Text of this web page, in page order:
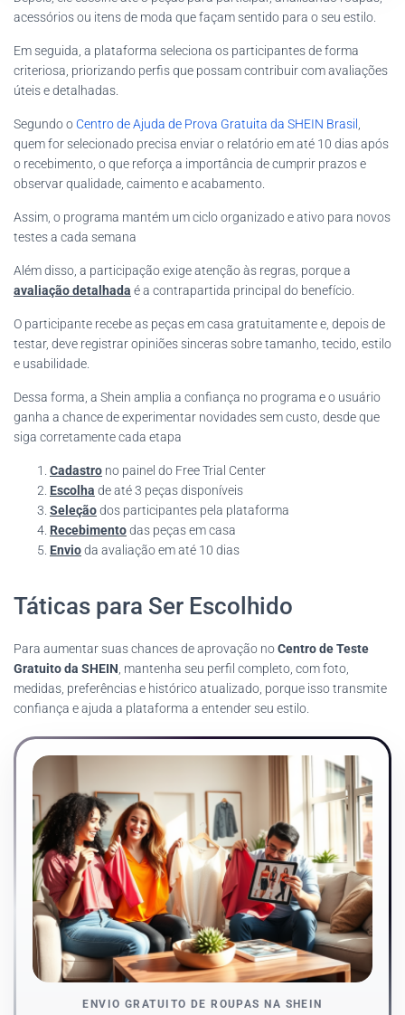
acessórios ou itens de moda que façam sentido para o seu estilo.
Em seguida, a plataforma seleciona os participantes de forma
criteriosa, priorizando perfis que possam contribuir com avaliações
úteis e detalhadas.
Segundo o Centro de Ajuda de Prova Gratuita da SHEIN Brasil ,
quem for selecionado precisa enviar o relatório em até 10 dias após
o recebimento, o que reforça a importância de cumprir prazos e
observar qualidade, caimento e acabamento.
Assim, o programa mantém um ciclo organizado e ativo para novos
testes a cada semana
Além disso, a participação exige atenção às regras, porque a
avaliação detalhada é a contrapartida principal do benefício.
O participante recebe as peças em casa gratuitamente e, depois de
testar, deve registrar opiniões sinceras sobre tamanho, tecido, estilo
e usabilidade.
Dessa forma, a Shein amplia a confiança no programa e o usuário
ganha a chance de experimentar novidades sem custo, desde que
siga corretamente cada etapa
Cadastro no painel do Free Trial Center
Escolha de até 3 peças disponíveis
Seleçãodos participantes pela plataforma
Recebimentodas peças em casa
Envioda avaliação em até 10 dias
Táticas para Ser Escolhido
Para aumentar suas chances de aprovação noCentro de Teste
Gratuito da SHEIN, mantenha seu perfil completo, com foto,
medidas, preferências e histórico atualizado, porque isso transmite
confiança e ajuda a plataforma a entender seu estilo.
ENVIO GRATUITO DE ROUPAS NA SHEIN